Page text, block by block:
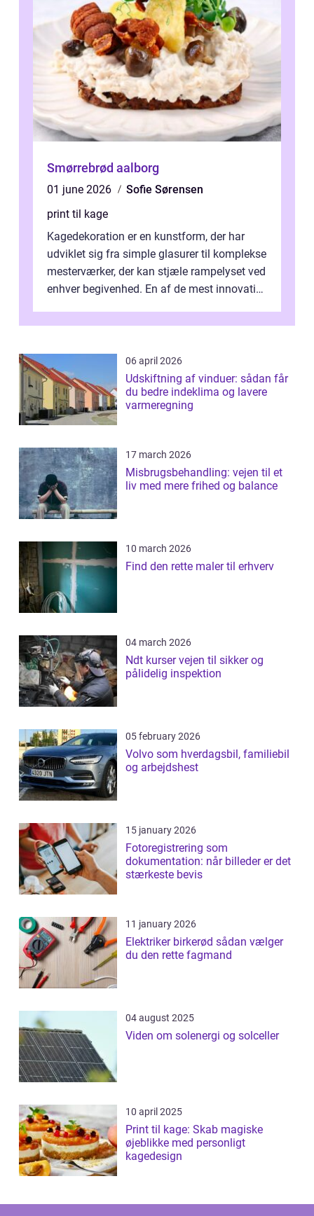
Smørrebrød aalborg
01 june 2026
Sofie Sørensen
print til kage
Kagedekoration er en kunstform, der har
udviklet sig fra simple glasurer til komplekse
mesterværker, der kan stjæle rampelyset ved
enhver begivenhed. En af de mest innovative
06 april 2026
Udskiftning af vinduer: sådan får
du bedre indeklima og lavere
varmeregning
17 march 2026
Misbrugsbehandling: vejen til et
liv med mere frihed og balance
10 march 2026
Find den rette maler til erhverv
04 march 2026
Ndt kurser vejen til sikker og
pålidelig inspektion
05 february 2026
Volvo som hverdagsbil, familiebil
og arbejdshest
15 january 2026
Fotoregistrering som
dokumentation: når billeder er det
stærkeste bevis
11 january 2026
Elektriker birkerød sådan vælger
du den rette fagmand
04 august 2025
Viden om solenergi og solceller
10 april 2025
Print til kage: Skab magiske
øjeblikke med personligt
kagedesign